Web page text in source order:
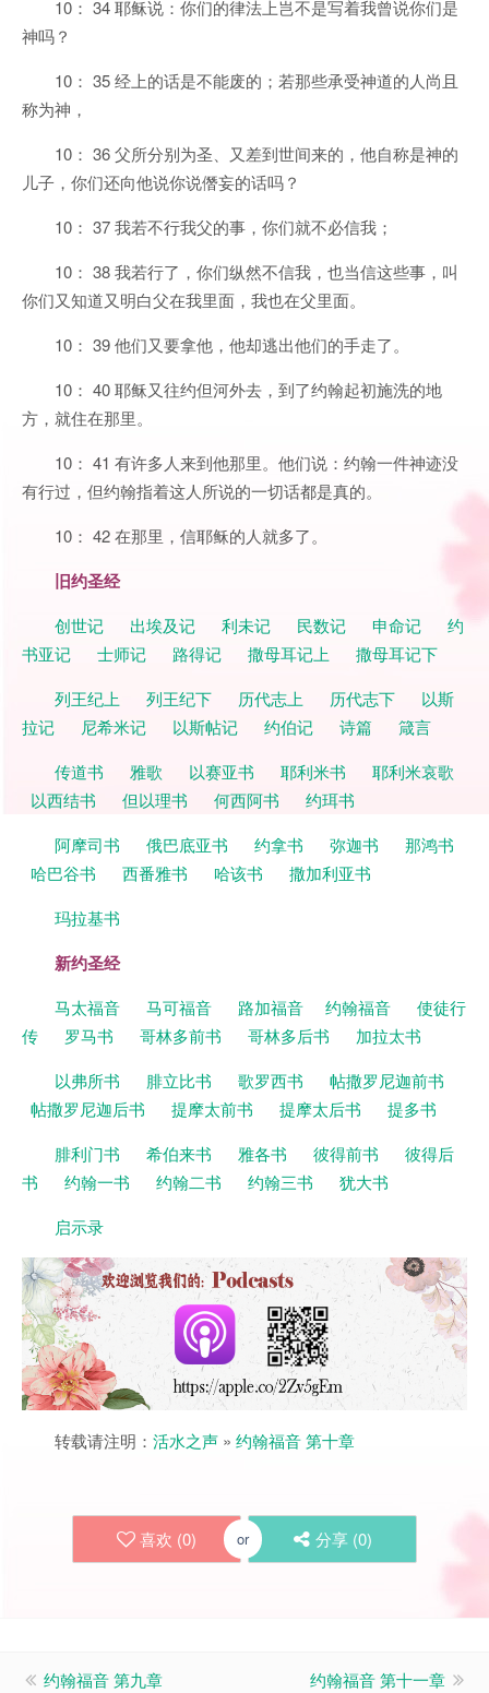
10： 34 耶稣说：你们的律法上岂不是写着我曾说你们是
神吗？
10： 35 经上的话是不能废的；若那些承受神道的人尚且
称为神，
10： 36 父所分别为圣、又差到世间来的，他自称是神的
儿子，你们还向他说你说僭妄的话吗？
10： 37 我若不行我父的事，你们就不必信我；
10： 38 我若行了，你们纵然不信我，也当信这些事，叫
你们又知道又明白父在我里面，我也在父里面。
10： 39 他们又要拿他，他却逃出他们的手走了。
10： 40 耶稣又往约但河外去，到了约翰起初施洗的地
方，就住在那里。
10： 41 有许多人来到他那里。他们说：约翰一件神迹没
有行过，但约翰指着这人所说的一切话都是真的。
10： 42 在那里，信耶稣的人就多了。
旧约圣经
创世记 出埃及记 利未记 民数记 申命记
约
书亚记
士师记 路得记 撒母耳记上
撒母耳记下
列王纪上
列王纪下 历代志上 历代志下
以斯
拉记
尼希米记 以斯帖记 约伯记 诗篇
箴言
传道书
雅歌 以赛亚书 耶利米书
耶利米哀歌
以西结书
但以理书 何西阿书
约珥书
阿摩司书
俄巴底亚书 约拿书 弥迦书
那鸿书
哈巴谷书
西番雅书 哈该书
撒加利亚书
玛拉基书
新约圣经
马太福音 马可福音 路加福音 约翰福音
使徒行
传
罗马书 哥林多前书 哥林多后书
加拉太书
以弗所书
腓立比书 歌罗西书
帖撒罗尼迦前书
帖撒罗尼迦后书
提摩太前书 提摩太后书
提多书
腓利门书
希伯来书 雅各书 彼得前书
彼得后
书
约翰一书 约翰二书 约翰三书
犹大书
启示录
转载请注明： 活水之声 » 约翰福音 第十章
喜欢 (0) or 分享 (0)
约翰福音 第九章 约翰福音 第十一章